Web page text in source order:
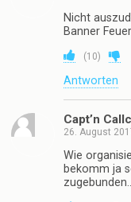
Nicht
Banner
(10)
Antworten
Capt’n
26. August
Wie
bekomm ja